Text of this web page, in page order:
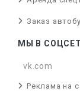
Заказ
МЫ В
vk.com
Реклама на